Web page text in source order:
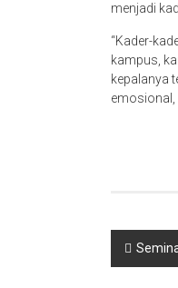
menjadi
“Kader-
kampus,
kepalanya
emosional,